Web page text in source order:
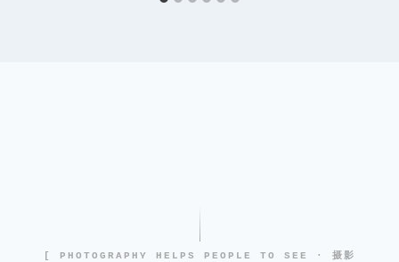
[ PHOTOGRAPHY HELPS PEOPLE TO SEE · 摄影